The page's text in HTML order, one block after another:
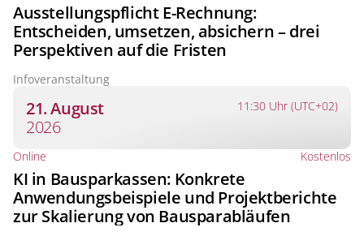
Ausstellungspflicht E-Rechnung:
Entscheiden, umsetzen, absichern – drei
Perspektiven auf die Fristen
Infoveranstaltung
21. August
2026
11:30 Uhr (UTC+02)
Online Kostenlos
KI in Bausparkassen: Konkrete
Anwendungsbeispiele und Projektberichte
zur Skalierung von Bausparabläufen